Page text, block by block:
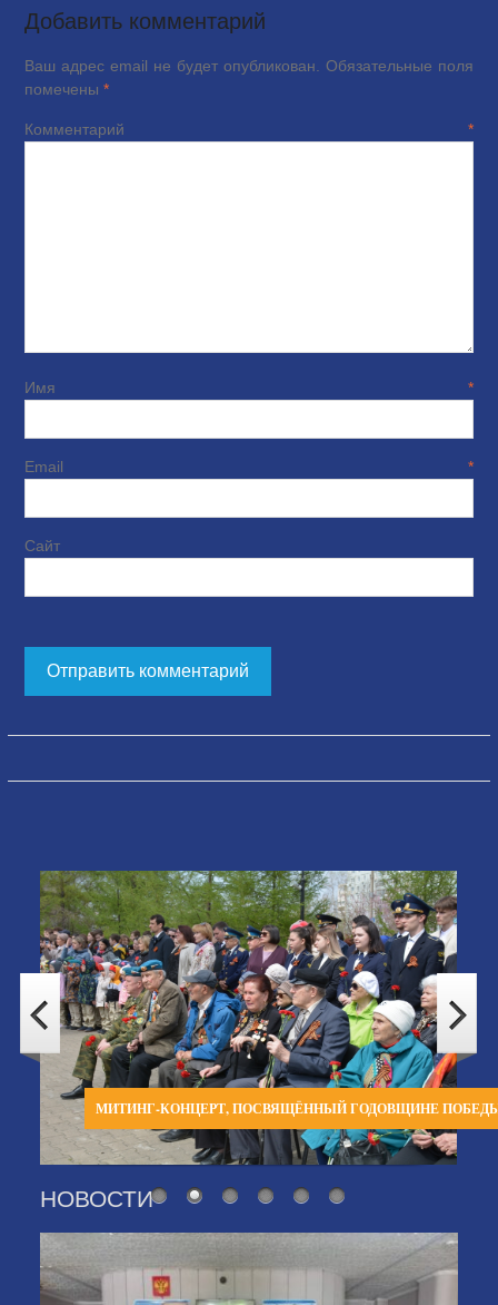
Добавить комментарий
Ваш адрес email не будет опубликован.
Обязательные поля
помечены *
Комментарий*
Имя*
Email*
Сайт
МИТИНГ-КОНЦЕРТ, ПОСВЯЩЁННЫЙ ГОДОВЩИНЕ
НОВОСТИ